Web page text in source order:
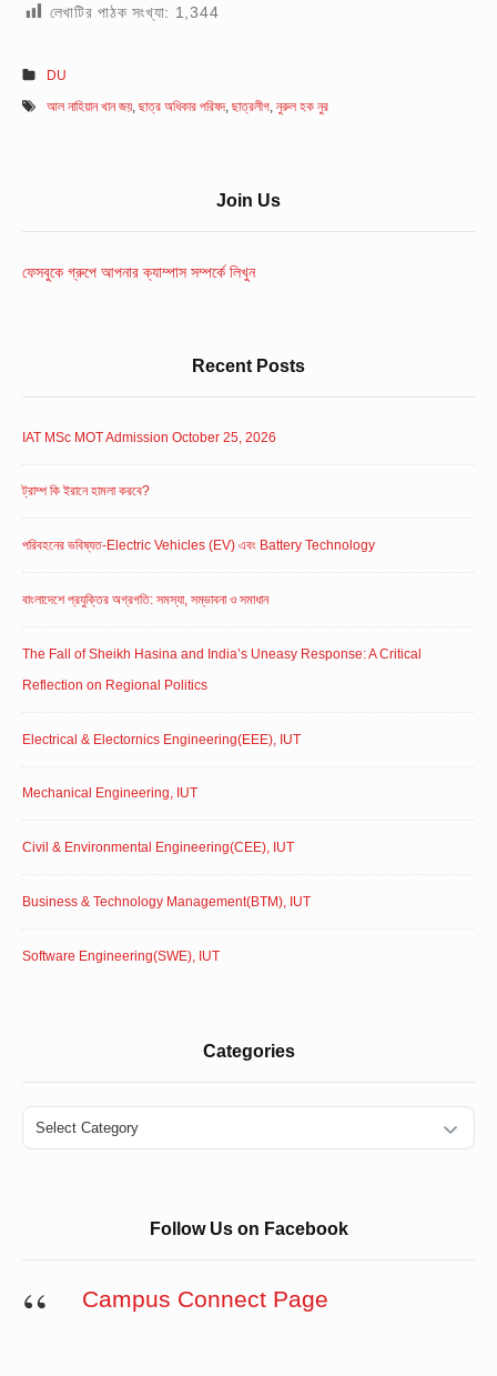
লেখাটির পাঠক সংখ্যা: 1,344
DU
আল নাহিয়ান খান জয়,ছাত্র অধিকার পরিষদ,ছাত্রলীগ ,নুরুল হক নুর
Area
Join Us
ফেসবুকে গ্রুপে আপনার ক্যাম্পাস সম্পর্কে লিখুন
Recent Posts
IAT MSc MOT Admission October 25, 2026
ট্রাম্প কি ইরানে হামলা করবে?
পরিবহনের ভবিষ্যত-Electric Vehicles (EV) এবং Battery Technology
বাংলাদেশে প্রযুক্তির অগ্রগতি: সমস্যা, সম্ভাবনা ও সমাধান
The Fall of Sheikh Hasina and India’s Uneasy Response: A Critical
Reflection on Regional Politics
Electrical & Electornics Engineering(EEE), IUT
Mechanical Engineering, IUT
Civil & Environmental Engineering(CEE), IUT
Business & Technology Management(BTM), IUT
Software Engineering(SWE), IUT
Categories
Categories
Follow Us on Facebook
Campus Connect Page